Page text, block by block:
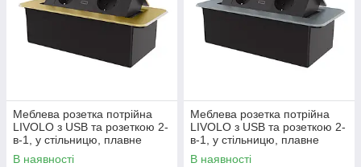
Меблева розетка потрійна
LIVOLO з USB та розеткою 2-
в-1, у стільницю, плавне
відкриття, алюміній, золота
В наявності
Меблева розетка потрійна
LIVOLO з USB та розеткою 2-
в-1, у стільницю, плавне
відкриття, алюміній, сіра
В наявності